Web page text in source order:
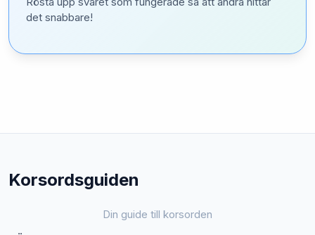
det snabbare!
Korsordsguiden
Din guide till korsorden